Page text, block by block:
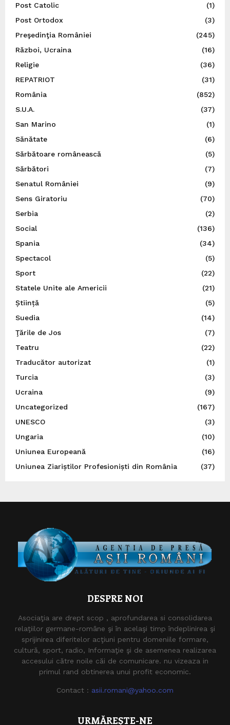
Post Catolic
(1)
Post Ortodox
(3)
Preşedinţia României
(245)
Război, Ucraina
(16)
Religie
(36)
REPATRIOT
(31)
România
(852)
S.U.A.
(37)
San Marino
(1)
Sănătate
(6)
Sărbătoare românească
(5)
Sărbători
(7)
Senatul României
(9)
Sens Giratoriu
(70)
Serbia
(2)
Social
(136)
Spania
(34)
Spectacol
(5)
Sport
(22)
Statele Unite ale Americii
(21)
Știință
(5)
Suedia
(14)
Ţările de Jos
(7)
Teatru
(22)
Traducător autorizat
(1)
Turcia
(3)
Ucraina
(9)
Uncategorized
(167)
UNESCO
(3)
Ungaria
(10)
Uniunea Europeană
(16)
Uniunea Ziariștilor Profesioniști din România
(37)
DESPRE NOI
Asociaţia are drept scop , aprofundarea si consolidarea
relaţiilor germane-române şi în acelaşi timp îndeplinirea şi
sprijinirea diferitelor acţiuni pentru domeniile formare,
cultură, sport, radio, Informaţie şi de asemenea realizarea
accesului către noile căi de comunicare. nu vizeaza in
primul rand obtinerea unui profit economic.
Contact : asii.romani@yahoo.com
URMĂREȘTE-NE